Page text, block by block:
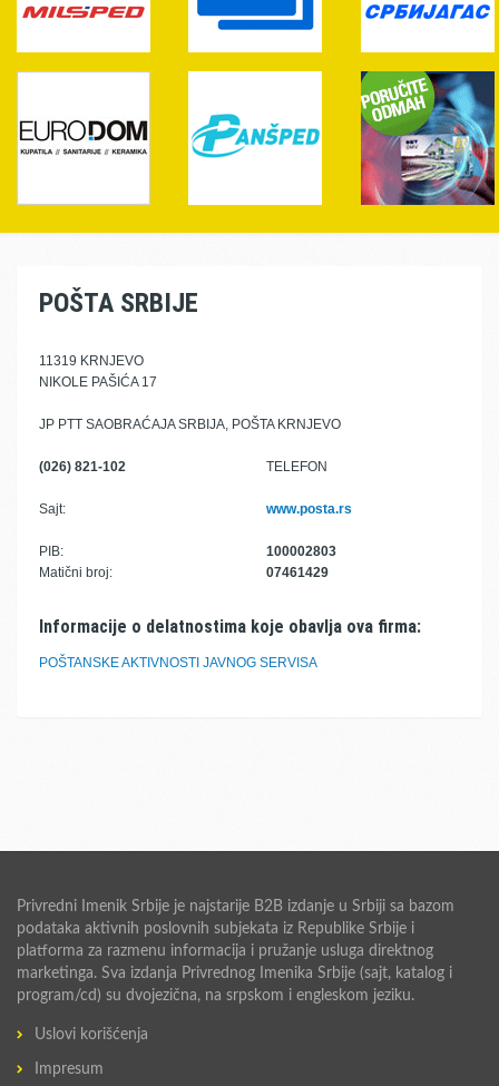
POŠTA SRBIJE
11319 KRNJEVO
NIKOLE PAŠIĆA 17
JP PTT SAOBRAĆAJA SRBIJA, POŠTA KRNJEVO
(026) 821-102 TELEFON
Sajt: www.posta.rs
PIB:
100002803
Matični broj:
07461429
Informacije o delatnostima koje obavlja ova firma:
POŠTANSKE AKTIVNOSTI JAVNOG SERVISA
Privredni Imenik Srbije je najstarije B2B izdanje u Srbiji sa bazom
podataka aktivnih poslovnih subjekata iz Republike Srbije i
platforma za razmenu informacija i pružanje usluga direktnog
marketinga. Sva izdanja Privrednog Imenika Srbije (sajt, katalog i
program/cd) su dvojezična, na srpskom i engleskom jeziku.
Uslovi korišćenja
Impresum